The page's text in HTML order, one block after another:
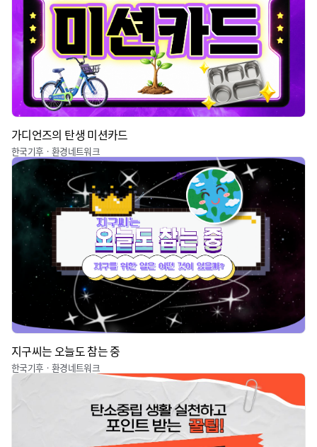
가디언즈의 탄생 미션카드
한국기후ㆍ환경네트워크
지구씨는 오늘도 참는 중
한국기후ㆍ환경네트워크